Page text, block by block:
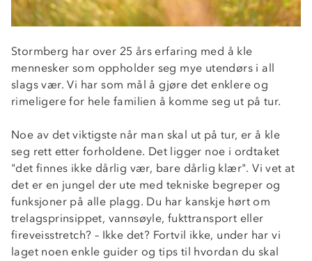
Stormberg har over 25 års erfaring med å kle
mennesker som oppholder seg mye utendørs i all
slags vær. Vi har som mål å gjøre det enklere og
rimeligere for hele familien å komme seg ut på tur.
Noe av det viktigste når man skal ut på tur, er å kle
seg rett etter forholdene. Det ligger noe i ordtaket
"det finnes ikke dårlig vær, bare dårlig klær". Vi vet at
det er en jungel der ute med tekniske begreper og
funksjoner på alle plagg. Du har kanskje hørt om
trelagsprinsippet, vannsøyle, fukttransport eller
fireveisstretch? – Ikke det? Fortvil ikke, under har vi
laget noen enkle guider og tips til hvordan du skal